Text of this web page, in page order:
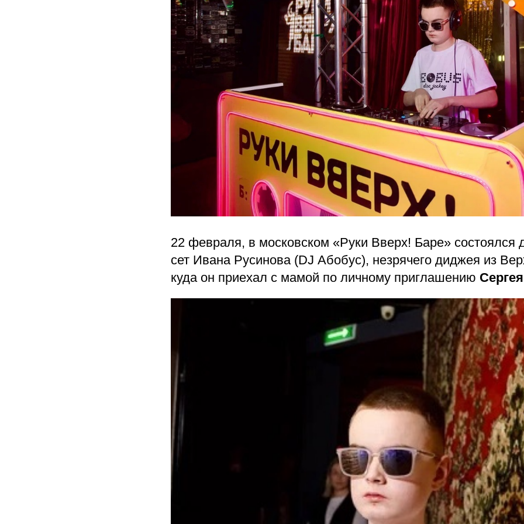
22 февраля, в московском «Руки Вверх! Баре» состоялся
сет Ивана Русинова (DJ Абобус), незрячего диджея из
куда он приехал с мамой по личному приглашению